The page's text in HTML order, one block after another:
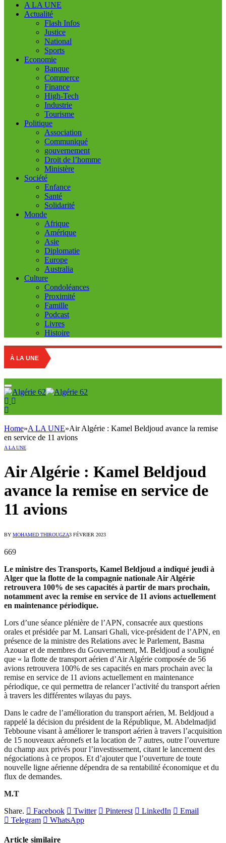
A LA UNE
Actualité
Flash Infos
Justice
National
Sports
Economie
Banque
Commerce
Finance
High-Tech
Industrie
Tourisme
Politique
Association
Communiqué
gouvernement
Droit de l’homme
Ministère
Société
Enfance
Santé
Solidarité
Monde
Afrique
Amérique
Asie
Diplomatie
Europe
Australia
Culture
Condoléances
Proximité
Famille
Podcast
Livres
Histoire
À LA UNE
Home»A LA UNE»Air Algérie : Kamel Beldjoud avance la remise
en service de 11 avions
A LA UNE
Air Algérie : Kamel Beldjoud
avance la remise en service de
11 avions
BY MOHAMED THIROUGZA3 FÉVRIER 2023
669
Le ministre des Transports, Kamel Beldjoud a indiqué jeudi à
Alger que la flotte de la compagnie nationale Air Algérie
retrouvera 100% de ses capacités à partir de mars prochain,
notamment avec la remise en service de 11 avions actuellement
en maintenance périodique.
Lors d’une séance plénière de l’APN, consacrée aux questions
orales et présidée par M. Lansari Ghali, vice-président de l’APN, en
présence de la ministre des Relations avec le Parlement, Basma
Azouar et de membres du Gouvernement, M. Beldjoud a souligné
que « la flotte de transport aérien d’Air Algérie composée de 56
avions retrouvera 100% de ses capacités en mars prochain avec la
remise en service de 11 avions actuellement en maintenance
périodique, ce qui permettra de relancer l’activité du transport aérien
à travers les différentes wilayas du pays.
Dans le cadre de l’amélioration du transport aérien, M. Beldjoud a
rappelé la décision du président de la République, M. Abdelmadjid
Tebboune visant à améliorer le transport aérien à travers l’acquisition
de 15 nouveaux aéronefs et la location de 7 autres, outre l’ouverture
du champ aux privés pour l’investissement, citant le lancement des
négociations à ce propos. Et d’ajouter que l’ouverture de toute
nouvelle ligne aérienne dépendra de sa rentabilité économique et du
flux de demandes.
M.T
Share.
Facebook Twitter Pinterest LinkedIn
Email
Telegram
WhatsApp
Article similaire